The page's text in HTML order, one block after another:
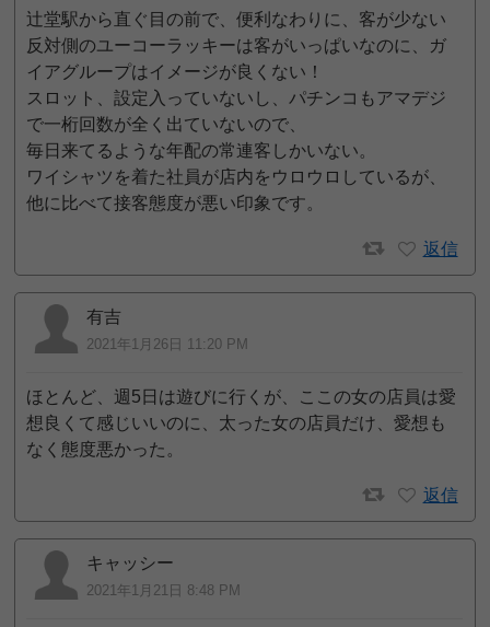
辻堂駅から直ぐ目の前で、便利なわりに、客が少ない
反対側のユーコーラッキーは客がいっぱいなのに、ガ
イアグループはイメージが良くない！
スロット、設定入っていないし、パチンコもアマデジ
で一桁回数が全く出ていないので、
毎日来てるような年配の常連客しかいない。
ワイシャツを着た社員が店内をウロウロしているが、
他に比べて接客態度が悪い印象です。
返信
有吉
2021年1月26日 11:20 PM
ほとんど、週5日は遊びに行くが、ここの女の店員は愛
想良くて感じいいのに、太った女の店員だけ、愛想も
なく態度悪かった。
返信
キャッシー
2021年1月21日 8:48 PM